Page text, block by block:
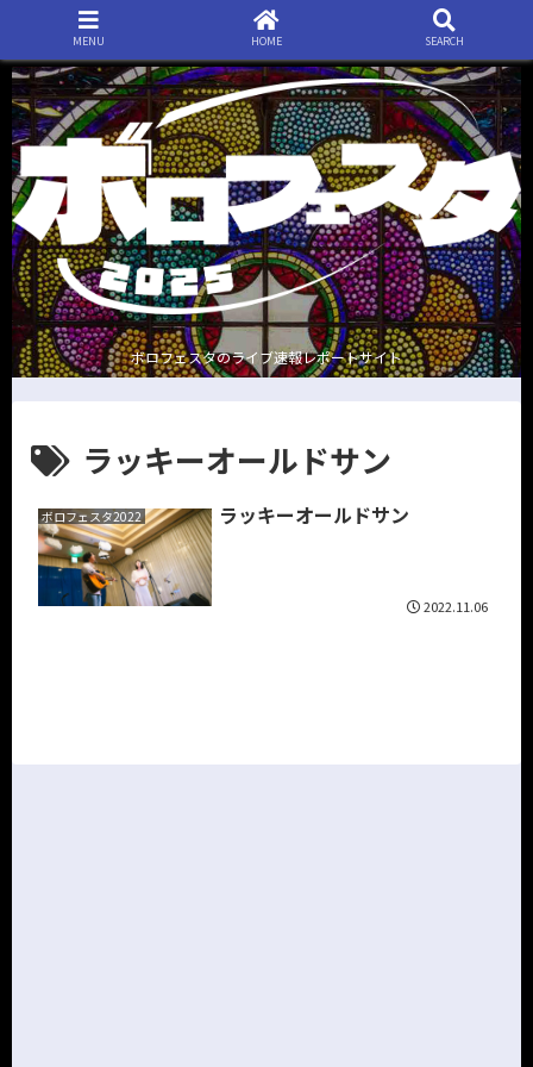
ボロフェスタのライブ速報レポートサイト
ラッキーオールドサン
ボロフェスタ2022 ラッキーオールドサン
2022.11.06
MENU HOME SEARCH